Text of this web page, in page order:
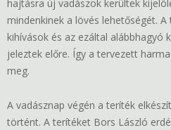
hajtásra új vadászok kerültek
mindenkinek a lövés lehetőségét.
kihívások és az ezáltal alábbhagyó
jeleztek előre. Így a tervezett
meg.
A vadásznap végén a teríték
történt. A terítéket Bors László